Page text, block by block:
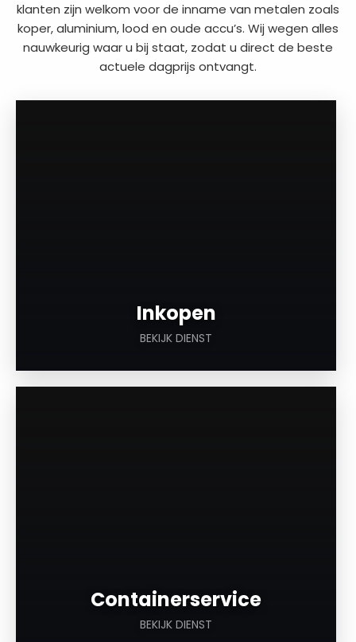
klanten zijn welkom voor de inname van metalen zoals
koper, aluminium, lood en oude accu’s. Wij wegen alles
nauwkeurig waar u bij staat, zodat u direct de beste
actuele dagprijs ontvangt.
Inkopen
BEKIJK DIENST
Containerservice
BEKIJK DIENST